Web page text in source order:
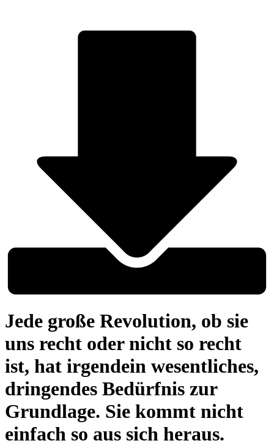
Jede große Revolution, ob sie
uns recht oder nicht so recht
ist, hat irgendein wesentliches,
dringendes Bedürfnis zur
Grundlage. Sie kommt nicht
einfach so aus sich heraus.